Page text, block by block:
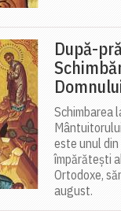
După-
Schimbarea
este unul
împărătești
Ortodoxe,
august.